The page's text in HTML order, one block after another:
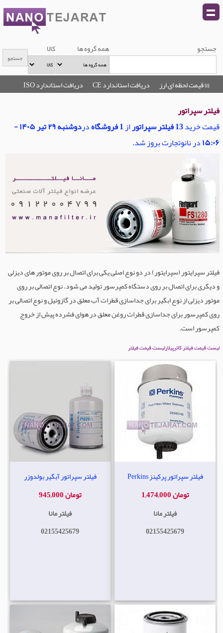
جستجو همه گروه ها کالا
$$ قیمت لحظه ای ارز دریافت استاندارد CE دریافت استاندارد ISO
فیلتر سپراتور
قیمت خرید13 فیلتر سپراتور از1 فروشگاه در
دوشنبه ۲۹ تیر ۱۴۰۵ -
۱۵:۰۶در نانوتجارت بروز شد.
فیلتر سپرایتور (سپرایتور) در دو نوع اصلی یکی برای اتصال بر روی موتور های دیزلی
و دیگری برای اتصال بر روی دستگاه کمپرسور تولید می شود. نوع اتصالی بر روی
موتور دیزلی از نوع ابگیر برای جداسازی قطرات آب معلق در گازوئیل و نوع اتصالی بر
روی کمپرسور برای جداسازی قطرات روغن معلق در هوای فشرده پیش از خروج
کمپرسور است.
لیست قیمت فیلتر کاترپیلارلیست قیمت فیلتر
فیلتر سپراتور آبگیر بولدوزر
945,000 تومان
فیلتر مانا
02155425679
فیلتر سپراتور پرکینز Perkins
1,474,000 تومان
فیلتر مانا
02155425679